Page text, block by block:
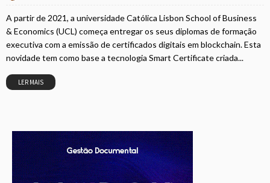
A partir de 2021, a universidade Católica Lisbon School of Business
& Economics (UCL) começa entregar os seus diplomas de formação
executiva com a emissão de certificados digitais em blockchain. Esta
novidade tem como base a tecnologia Smart Certificate criada...
LER MAIS